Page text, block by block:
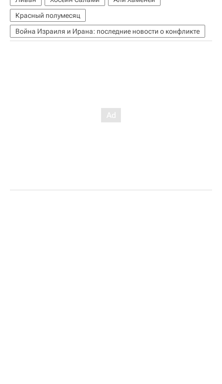
Красный полумесяц
Война Израиля и Ирана: последние новости о конфликте